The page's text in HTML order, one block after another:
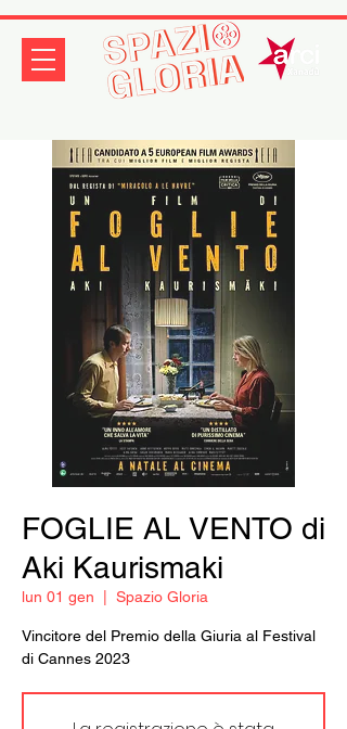
FOGLIE AL VENTO di
Aki Kaurismaki
lun 01 gen Spazio Gloria
Vincitore del Premio della Giuria al Festival
di Cannes 2023